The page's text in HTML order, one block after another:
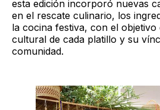
esta edición incorporó nuevas
en el rescate culinario, los
la cocina festiva, con el
cultural de cada platillo y su
comunidad.